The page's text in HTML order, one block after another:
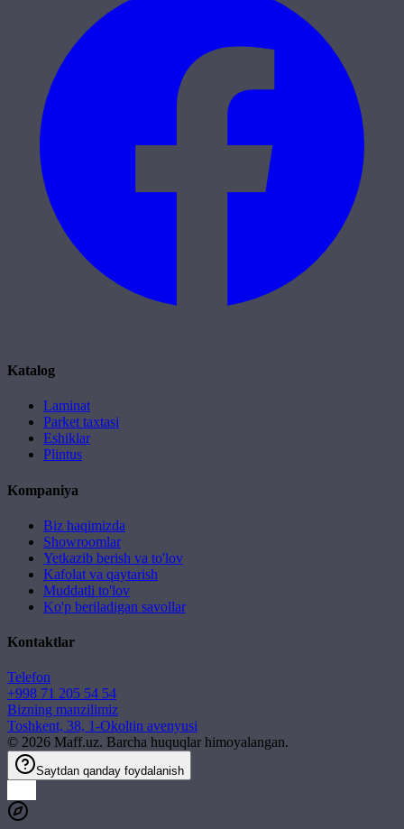
Katalog
Laminat
Parket taxtasi
Eshiklar
Plintus
Kompaniya
Biz haqimizda
Showroomlar
Yetkazib berish va to'lov
Kafolat va qaytarish
Muddatli to'lov
Ko'p beriladigan savollar
Kontaktlar
Telefon
+998 71 205 54 54
Bizning manzilimiz
Toshkent, 38, 1-Okoltin avenyusi
© 2026 Maff.uz. Barcha huquqlar himoyalangan.
Saytdan qanday foydalanish